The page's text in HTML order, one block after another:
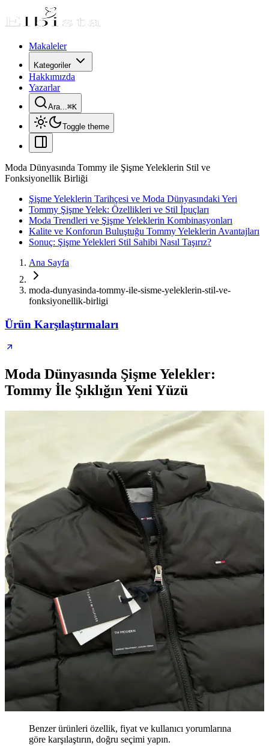
Makaleler
Kategoriler
Hakkımızda
Yazarlar
Ara...⌘K
Toggle theme
Moda Dünyasında Tommy ile Şişme Yeleklerin Stil ve
Fonksiyonellik Birliği
Şişme Yeleklerin Tarihçesi ve Moda Dünyasındaki Yeri
Tommy Şişme Yelek: Özellikleri ve Stil İpuçları
Moda Trendleri ve Şişme Yeleklerin Kombinasyonları
Kalite ve Konforun Buluştuğu Tommy Yeleklerin Avantajları
Sonuç: Şişme Yelekleri Stil Sahibi Nasıl Taşırız?
Ana Sayfa
moda-dunyasinda-tommy-ile-sisme-yeleklerin-stil-ve-
fonksiyonellik-birligi
Ürün Karşılaştırmaları
Moda Dünyasında Şişme Yelekler:
Tommy İle Şıklığın Yeni Yüzü
Benzer ürünleri özellik, fiyat ve kullanıcı yorumlarına
göre karşılaştırın, doğru seçimi yapın.